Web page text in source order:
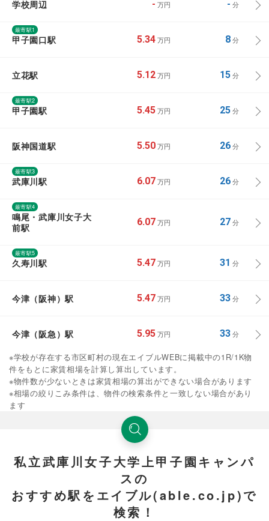
学校周辺 - 万円 - 分
最寄駅1
甲子園口駅 5.34 万円 8分
立花駅 5.12 万円 15分
最寄駅2
甲子園駅 5.45 万円 25分
阪神国道駅 5.50 万円 26分
最寄駅3
武庫川駅 6.07 万円 26分
最寄駅4
鳴尾・武庫川女子大
前駅
6.07 万円 27分
最寄駅5
久寿川駅 5.47 万円 31 分
今津（阪神）駅 5.47 万円 33分
今津（阪急）駅 5.95 万円 33分
※学校が存在する市区町村の現在エイブルWEBに掲載中の1R/1K物
件をもとに家賃相場を計算し算出しています。
※物件数が少ないときは家賃相場の算出ができない場合があります
※相場の絞りこみ条件は、物件の検索条件と一致しない場合があり
ます
私立武庫川女子大学上甲子園キャンパ
スの
おすすめ駅をエイブル(able.co.jp)で
検索！